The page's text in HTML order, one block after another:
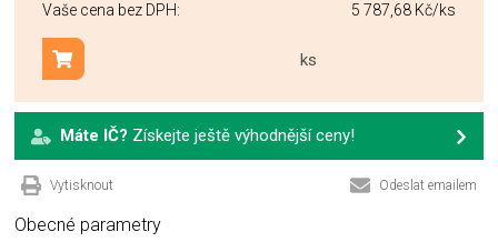
Vaše cena bez DPH: 5 787,68 Kč/ks
ks
Přidat do košíku
Máte IČ? Získejte ještě výhodnější ceny!
Vytisknout Odeslat emailem
Obecné parametry